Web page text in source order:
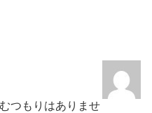
つもりはありませ